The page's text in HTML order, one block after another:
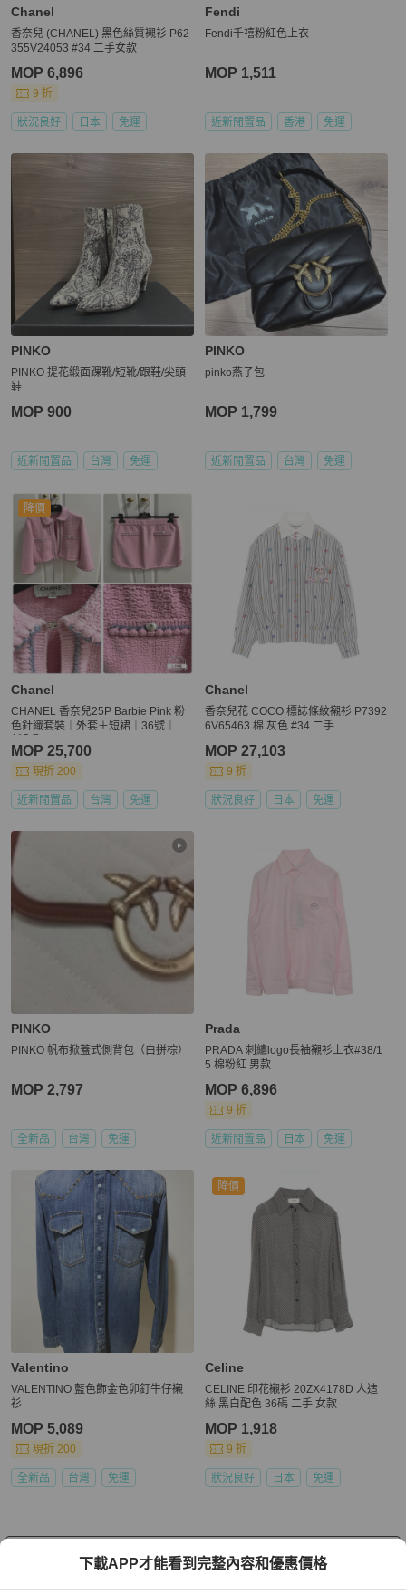
Chanel
香奈兒 (CHANEL) 黑色絲質襯衫 P62
355V24053 #34 二手女款
MOP 6,896
9 折
狀況良好 日本 免運
Fendi
Fendi千禧粉紅色上衣
MOP 1,511
近新閒置品 香港 免運
PINKO
PINKO 提花緞面踝靴/短靴/跟鞋/尖頭
鞋
MOP 900
近新閒置品 台灣 免運
PINKO
pinko燕子包
MOP 1,799
近新閒置品 台灣 免運
降價
Chanel
CHANEL 香奈兒25P Barbie Pink 粉
色針織套裝｜外套＋短裙｜36號｜近
MOP 25,700
現折 200
近新閒置品 台灣 免運
Chanel
香奈兒花 COCO 標誌條紋襯衫 P7392
6V65463 棉 灰色 #34 二手
MOP 27,103
9 折
狀況良好 日本 免運
PINKO
PINKO 帆布掀蓋式側背包（白拼棕）
MOP 2,797
全新品 台灣 免運
Prada
PRADA 刺繡logo長袖襯衫上衣#38/1
5 棉粉紅 男款
MOP 6,896
9 折
近新閒置品 日本 免運
Valentino
VALENTINO 藍色飾金色卯釘牛仔襯
衫
MOP 5,089
現折 200
全新品 台灣 免運
降價
Celine
CELINE 印花襯衫 20ZX4178D 人造
絲 黑白配色 36碼 二手 女款
MOP 1,918
9 折
狀況良好 日本 免運
看更多
下載APP才能看到完整內容和優惠價格